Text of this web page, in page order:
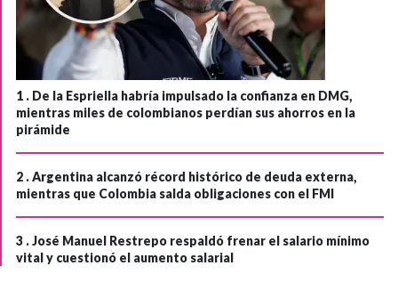
1 . De la Espriella habría impulsado la confianza en DMG,
mientras miles de colombianos perdían sus ahorros en la
pirámide
2 .Argentina alcanzó récord histórico de deuda externa,
mientras que Colombia salda obligaciones con el FMI
3 .José Manuel Restrepo respaldó frenar el salario mínimo
vital y cuestionó el aumento salarial